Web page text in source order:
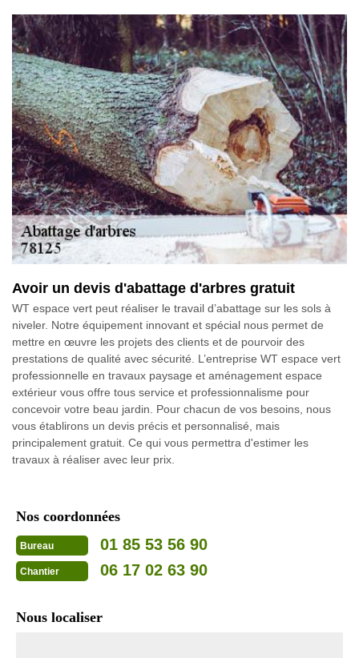
Avoir un devis d'abattage d'arbres gratuit
WT espace vert peut réaliser le travail d’abattage sur les sols à
niveler. Notre équipement innovant et spécial nous permet de
mettre en œuvre les projets des clients et de pourvoir des
prestations de qualité avec sécurité. L’entreprise WT espace vert
professionnelle en travaux paysage et aménagement espace
extérieur vous offre tous service et professionnalisme pour
concevoir votre beau jardin. Pour chacun de vos besoins, nous
vous établirons un devis précis et personnalisé, mais
principalement gratuit. Ce qui vous permettra d'estimer les
travaux à réaliser avec leur prix.
Nos coordonnées
Bureau 01 85 53 56 90
Chantier 06 17 02 63 90
Nous localiser